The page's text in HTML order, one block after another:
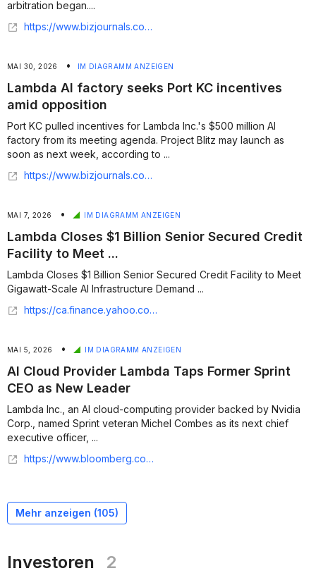
arbitration began....
https://www.bizjournals.com/kansascity/news/2026/06/10/project-blitz-ai-factory-port-kc-disclosure-lambda.html
MAI 30, 2026 • IM DIAGRAMM ANZEIGEN
Lambda AI factory seeks Port KC incentives
amid opposition
Port KC pulled incentives for Lambda Inc.'s $500 million AI
factory from its meeting agenda. Project Blitz may launch as
soon as next week, according to ...
https://www.bizjournals.com/kansascity/news/2026/05/29/project-blitz-port-kc-data-center-ai-incentives.html
MAI 7, 2026 • IM DIAGRAMM ANZEIGEN
Lambda Closes $1 Billion Senior Secured Credit
Facility to Meet ...
Lambda Closes $1 Billion Senior Secured Credit Facility to Meet
Gigawatt-Scale AI Infrastructure Demand ...
https://ca.finance.yahoo.com/news/lambda-closes-1-billion-senior-130000222.html
MAI 5, 2026 • IM DIAGRAMM ANZEIGEN
AI Cloud Provider Lambda Taps Former Sprint
CEO as New Leader
Lambda Inc., an AI cloud-computing provider backed by Nvidia
Corp., named Sprint veteran Michel Combes as its next chief
executive officer, ...
https://www.bloomberg.com/news/articles/2026-05-05/ai-cloud-provider-lambda-taps-former-sprint-ceo-as-new-leader
Mehr anzeigen (105)
Investoren 2